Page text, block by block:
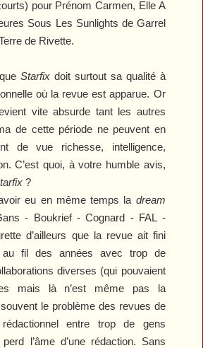
pour Prénom Carmen, Elle A
Sous Les Sunlights de Garrel
de Rivette.
Starfix doit surtout sa qualité à
où la revue est apparue. Or
vite absurde tant les autres
de cette période ne peuvent en
de vue richesse, intelligence,
C’est quoi, à votre humble avis,
?
eu en même temps la dream
- Boukrief - Cognard - FAL -
d’ailleurs que la revue ait fini
au fil des années avec trop de
diverses (qui pouvaient
mais là n’est même pas la
le problème des revues de
entre trop de gens
l’âme d’une rédaction. Sans